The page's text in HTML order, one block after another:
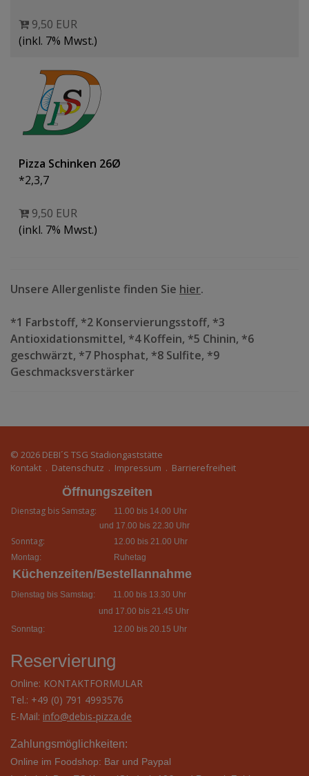
9,50 EUR
(inkl. 7% Mwst.)
Pizza Schinken 26Ø
*2,3,7
9,50 EUR
(inkl. 7% Mwst.)
Unsere Allergenliste finden Sie hier.
*1 Farbstoff, *2 Konservierungsstoff, *3
Antioxidationsmittel, *4 Koffein, *5 Chinin, *6
geschwärzt, *7 Phosphat, *8 Sulfite, *9
Geschmacksverstärker
© 2026 DEBI´S TSG Stadiongaststätte
Kontakt . Datenschutz . Impressum . Barrierefreiheit
Öffnungszeiten
Dienstag bis Samstag:
11.00 bis 14.00 Uhr
und 17.00 bis 22.30 Uhr
Sonntag:
12.00 bis 21.00 Uhr
Montag:
Ruhetag
Küchenzeiten/Bestellannahme
Dienstag bis Samstag:
11.00 bis 13.30 Uhr
und 17.00 bis 21.45 Uhr
Sonntag:
12.00 bis 20.15 Uhr
Reservierung
Online: KONTAKTFORMULAR
Tel.: +49 (0) 791 4993576
E-Mail: info@debis-pizza.de
Zahlungsmöglichkeiten:
Online im Foodshop: Bar und Paypal